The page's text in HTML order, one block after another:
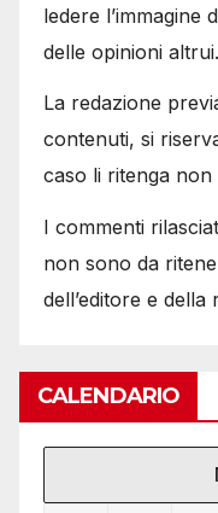
ledere l’immagine
delle opinioni altrui.
La redazione
contenuti, si
caso li ritenga non
I commenti
non sono da
dell’editore e della
CALENDARIO